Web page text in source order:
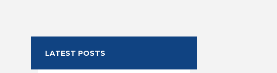
LATEST POSTS